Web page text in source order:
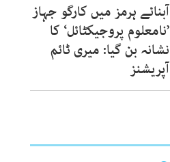
آبنائے ہرمز میں کارگو جہاز
’نامعلوم پروجیکٹائل‘ کا
نشانہ بن گیا: میری ٹائم
آپریشنز